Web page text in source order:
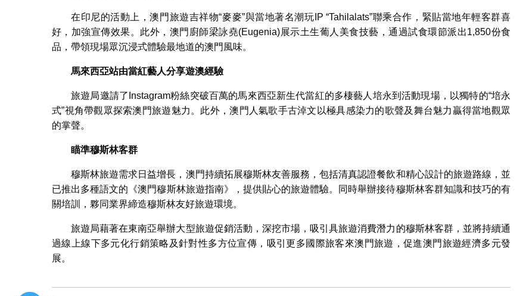
在印尼的活動上，澳門旅遊吉祥物“麥麥”與當地著名潮玩IP “Tahilalats”聯乘合作，緊貼當地年輕客群喜
好，加強宣傳效果。此外，澳門廚師梁詠堯(Eugenia)展示土生葡人美食技藝，通過試食環節派出1,850份食
品，帶領現場眾沉浸式體驗最地道的澳門風味。
馬來西亞站由當紅藝人分享遊澳經驗
旅遊局邀請了Instagram粉絲突破百萬的馬來西亞新生代當紅的多棲藝人培永到活動現場，以獨特的“培永
式”視角帶觀眾探索澳門旅遊魅力。此外，澳門人氣歌手古淖文以極具感染力的歌聲及舞台魅力贏得當地觀眾
的掌聲。
瞄準穆斯林客群
穆斯林旅遊需求日益增長，澳門持續拓展穆斯林友善服務，包括清真認證餐飲和精心設計的旅遊路線，並
已推出多種語文的《澳門穆斯林旅遊指南》，提供貼心的旅遊體驗。同時舉辦接待穆斯林客群知識和技巧的有
關培訓，夥同業界締造穆斯林友好旅遊環境。
旅遊局藉著在東南亞舉辦大型旅遊促銷活動，深挖市場，吸引具旅遊消費潛力的穆斯林客群，並將持續通
過線上線下多元化行銷策略及針對性多方位宣傳，吸引更多國際旅客來澳門旅遊，促進澳門旅遊經濟多元發
展。